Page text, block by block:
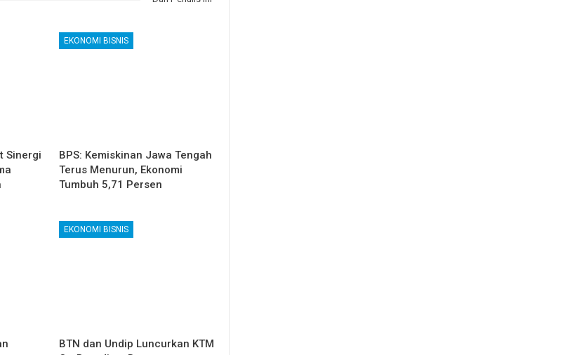
Sinergi
EKONOMI BISNIS
BPS: Kemiskinan Jawa Tengah
Terus Menurun, Ekonomi
Tumbuh 5,71 Persen
EKONOMI BISNIS
BTN dan Undip Luncurkan KTM